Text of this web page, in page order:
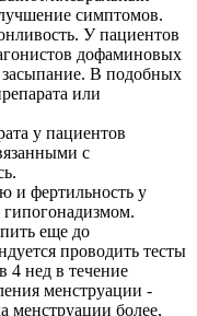
симптомов.
У пациентов
дофаминовых
засыпание. В подобных
или
у пациентов
с
и фертильность у
еще до
проводить тесты
4 нед в течение
менструации -
менструации более,